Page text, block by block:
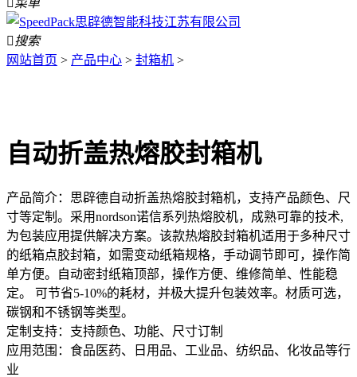
菜单
搜索
网站首页 > 产品中心 > 封箱机 >
自动折盖热熔胶封箱机
产品简介： 思辟德自动折盖热熔胶封箱机，支持产品颜色、尺
寸等定制。采用nordson诺信系列热熔胶机，成熟可靠的技术,
为包装应用提供解决方案。该款热熔胶封箱机适用于多种尺寸
的纸箱点胶封箱，如需变动纸箱规格，手动调节即可，操作简
单方便。自动密封纸箱顶部，操作方便、维修简单、性能稳
定。 可节省5-10%的耗材，并极大提升包装效率。材质可选，
碳钢和不锈钢等类型。
定制支持： 支持颜色、功能、尺寸订制
应用范围： 食品医药、日用品、工业品、纺织品、化妆品等行
业